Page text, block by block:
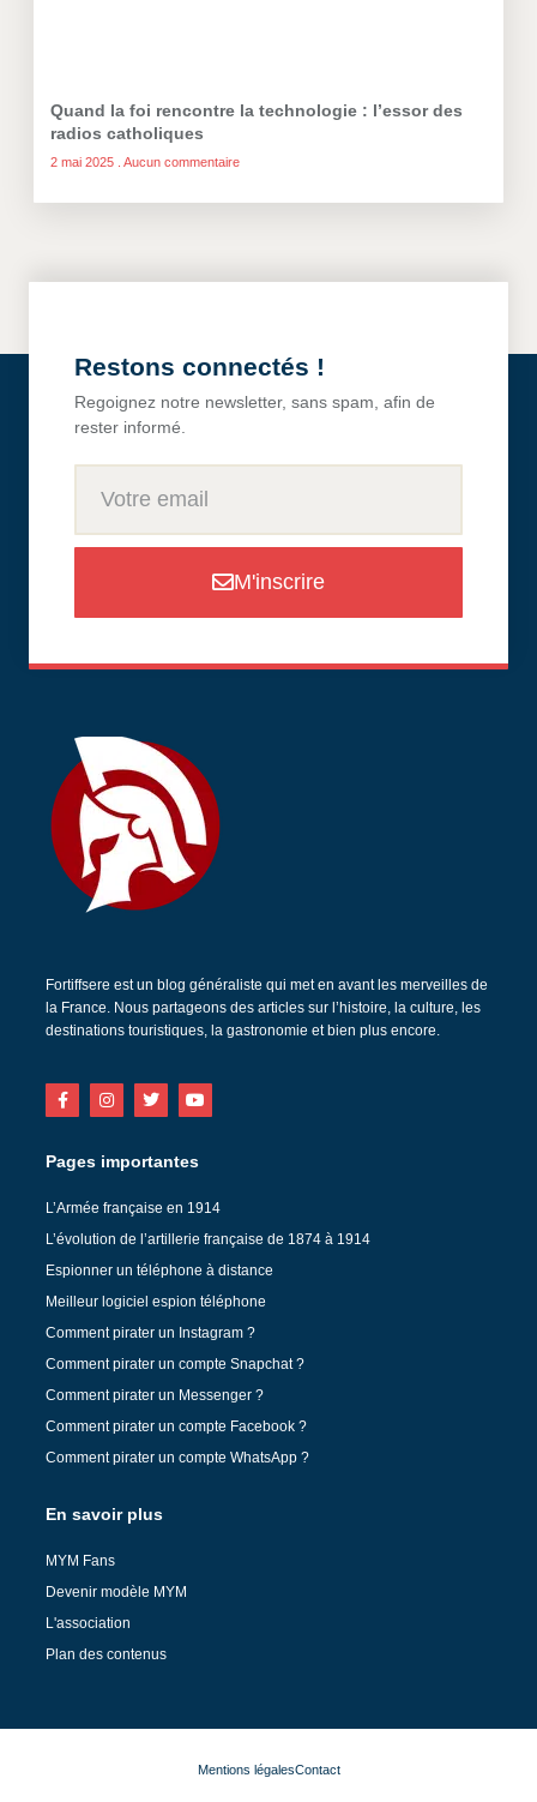
Quand la foi rencontre la technologie : l’essor des
radios catholiques
2 mai 2025 Aucun commentaire
Restons connectés !
Regoignez notre newsletter, sans spam, afin de
rester informé.
M'inscrire
Fortiffsere est un blog généraliste qui met en avant les merveilles de
la France. Nous partageons des articles sur l’histoire, la culture, les
destinations touristiques, la gastronomie et bien plus encore.
Pages importantes
L’Armée française en 1914
L’évolution de l’artillerie française de 1874 à 1914
Espionner un téléphone à distance
Meilleur logiciel espion téléphone
Comment pirater un Instagram ?
Comment pirater un compte Snapchat ?
Comment pirater un Messenger ?
Comment pirater un compte Facebook ?
Comment pirater un compte WhatsApp ?
En savoir plus
MYM Fans
Devenir modèle MYM
L'association
Plan des contenus
Mentions légalesContact